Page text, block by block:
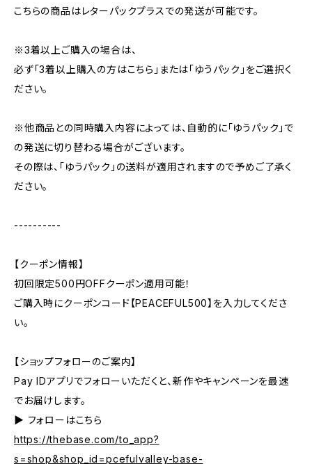
こちらの商品はレターパックプラスでの発送が可能です。
※3着以上ご購入の場合は、
必ず「3着以上購入の方はこちら」または「ゆうパック」をご選択く
ださい。
※他商品との同時購入内容によっては、自動的に「ゆうパック」で
の発送に切り替わる場合がございます。
その際は、「ゆうパック」の送料が適用されますので予めご了承く
ださい。
----------
【クーポン情報】
初回限定500円OFFクーポン適用可能！
ご購入時にクーポンコード【PEACEFUL500】を入力してくださ
い。
【ショップフォローのご案内】
Pay IDアプリでフォローいただくと、新作やキャンペーンを最速
でお届けします。
▶︎ フォローはこちら
https://thebase.com/to_app?
s=shop&shop_id=pcefulvalley-base-